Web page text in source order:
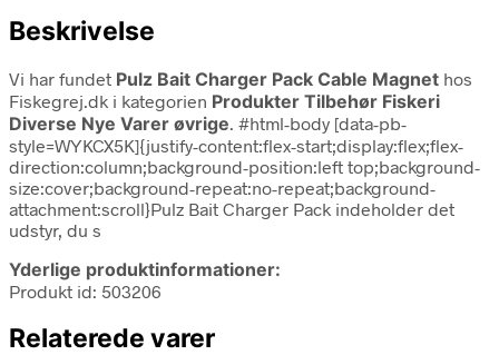
Beskrivelse
Vi har fundet Pulz Bait Charger Pack Cable Magnet hos
Fiskegrej.dk i kategorien Produkter Tilbehør Fiskeri
Diverse Nye Varer øvrige. #html-body [data-pb-
style=WYKCX5K]{justify-content:flex-start;display:flex;flex-
direction:column;background-position:left top;background-
size:cover;background-repeat:no-repeat;background-
attachment:scroll}Pulz Bait Charger Pack indeholder det
udstyr, du s
Yderlige produktinformationer:
Produkt id: 503206
Relaterede varer